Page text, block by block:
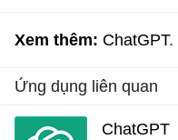
Xem thêm: ChatGPT
Ứng dụng liên quan
ChatGPT